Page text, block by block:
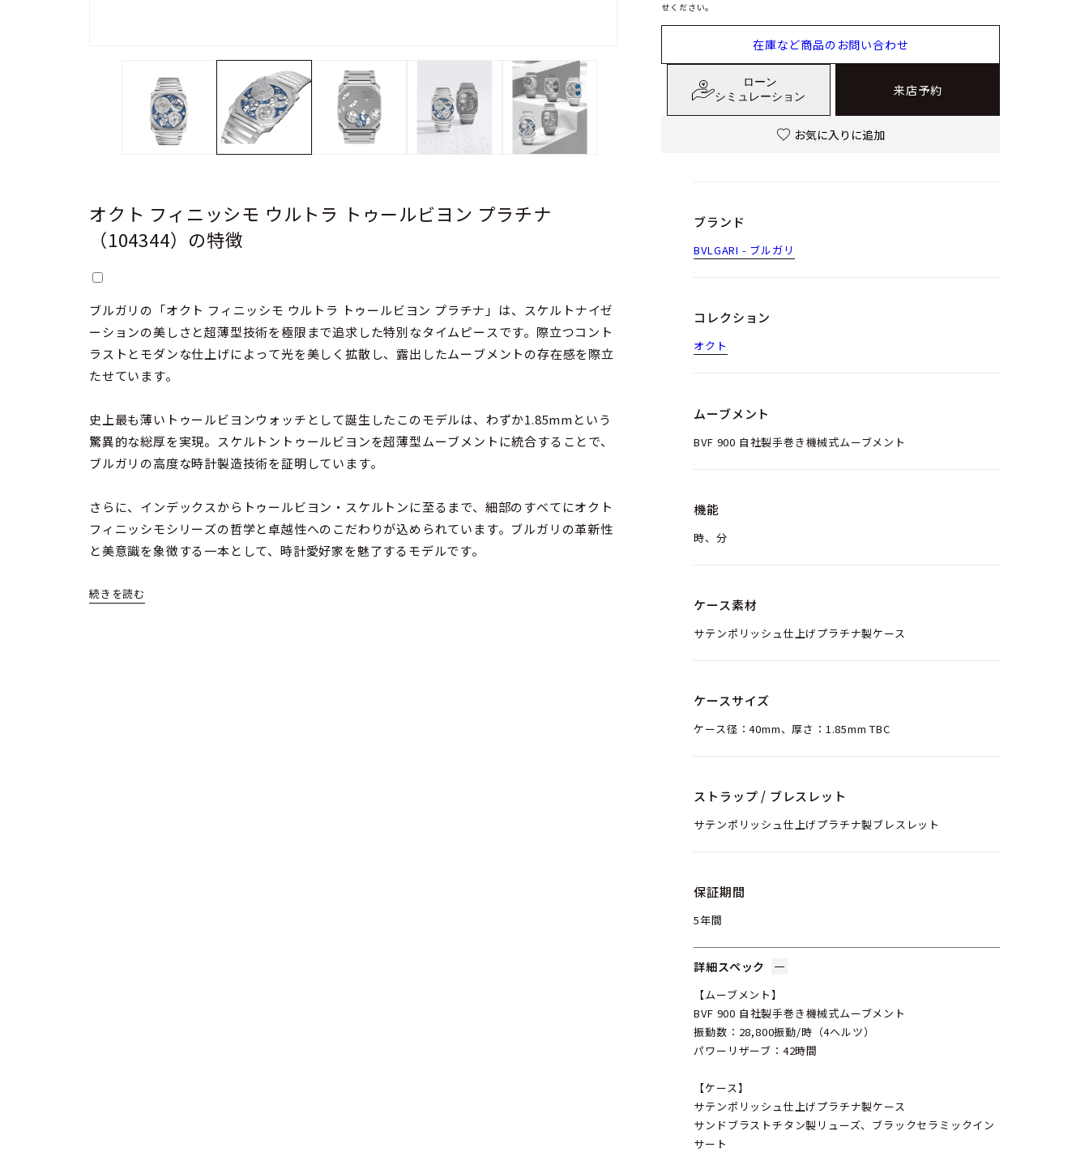
オクト フィニッシモ ウルトラ トゥールビヨン プラチナ
（104344）の特徴
ブルガリの「オクト フィニッシモ ウルトラ トゥールビヨン プラチナ」は、スケルトナイゼ
ーションの美しさと超薄型技術を極限まで追求した特別なタイムピースです。際立つコント
ラストとモダンな仕上げによって光を美しく拡散し、露出したムーブメントの存在感を際立
たせています。
史上最も薄いトゥールビヨンウォッチとして誕生したこのモデルは、わずか1.85mmという
驚異的な総厚を実現。スケルトントゥールビヨンを超薄型ムーブメントに統合することで、
ブルガリの高度な時計製造技術を証明しています。
さらに、インデックスからトゥールビヨン・スケルトンに至るまで、細部のすべてにオクト
フィニッシモシリーズの哲学と卓越性へのこだわりが込められています。ブルガリの革新性
と美意識を象徴する一本として、時計愛好家を魅了するモデルです。
せください。
在庫など商品のお問い合わせ
ローン
シミュレーション
来店予約
お気に入りに追加
ブランド
BVLGARI - ブルガリ
コレクション
オクト
ムーブメント
BVF 900 自社製手巻き機械式ムーブメント
機能
時、分
ケース素材
サテンポリッシュ仕上げプラチナ製ケース
ケースサイズ
ケース径：40mm、厚さ：1.85mm TBC
ストラップ / ブレスレット
サテンポリッシュ仕上げプラチナ製ブレスレット
保証期間
5年間
詳細スペック
【ムーブメント】
BVF 900 自社製手巻き機械式ムーブメント
振動数：28,800振動/時（4ヘルツ）
パワーリザーブ：42時間
【ケース】
サテンポリッシュ仕上げプラチナ製ケース
サンドブラストチタン製リューズ、ブラックセラミックイン
サート